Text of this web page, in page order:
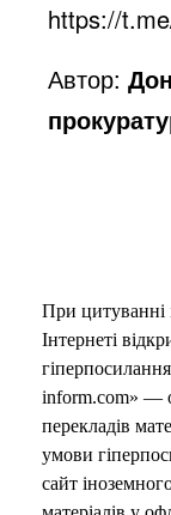
https://
Автор:
При цитуванні
Інтернеті
inform.com» —
перекладів
умови
сайт